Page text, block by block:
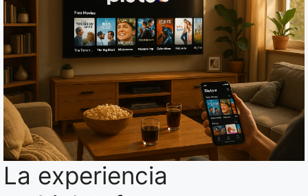
La experiencia